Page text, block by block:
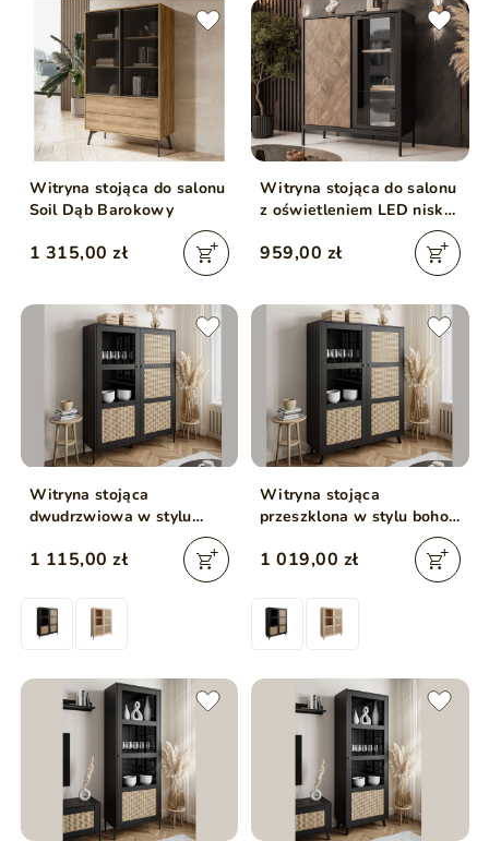
Witryna stojąca do salonu
Soil Dąb Barokowy
1 315,00 zł
Witryna stojąca do salonu
z oświetleniem LED niska
Tavio Czarna, Liam Gold
959,00 zł
Witryna stojąca
dwudrzwiowa w stylu
1 115,00 zł
Witryna stojąca
przeszklona w stylu boho
1 019,00 zł